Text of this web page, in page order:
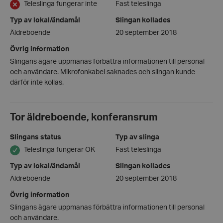
Teleslinga fungerar inte
Fast teleslinga
Typ av lokal/ändamål
Äldreboende
Slingan kollades
20 september 2018
Övrig information
Slingans ägare uppmanas förbättra informationen till personal
och användare. Mikrofonkabel saknades och slingan kunde
därför inte kollas.
Tor äldreboende, konferansrum
Slingans status
Teleslinga fungerar OK
Typ av slinga
Fast teleslinga
Typ av lokal/ändamål
Äldreboende
Slingan kollades
20 september 2018
Övrig information
Slingans ägare uppmanas förbättra informationen till personal
och användare.
wordpress_test_cookie
PHPSESSID
Google
Privacy Policy